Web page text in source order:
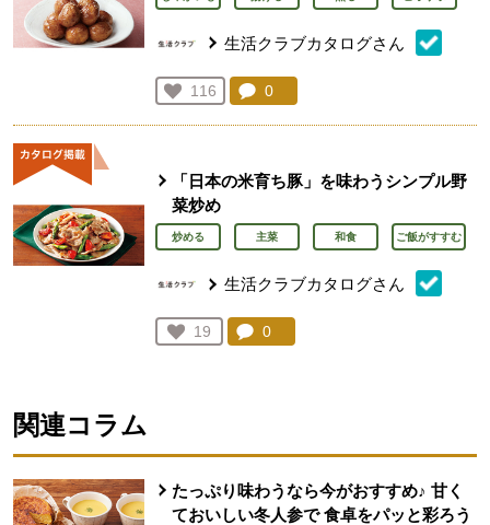
生活クラブカタログさん
お気に入り登録：
116
人が登録
コメント：
0
「日本の米育ち豚」を味わうシンプル野
菜炒め
炒める 主菜 和食 ご飯がすすむ
生活クラブカタログさん
お気に入り登録：
19
人が登録
コメント：
0
関連コラム
たっぷり味わうなら今がおすすめ♪ 甘く
ておいしい冬人参で 食卓をパッと彩ろう